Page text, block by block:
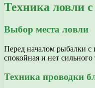
Техника ловли
Выбор места ловли
Перед началом рыбалки с
спокойная и нет
Техника проводки